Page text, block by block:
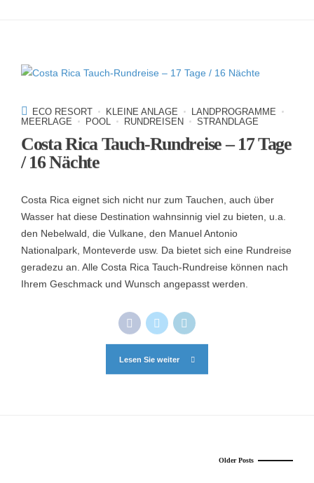
ECO RESORT KLEINE ANLAGE
LANDPROGRAMME
MEERLAGE
POOL RUNDREISEN STRANDLAGE
Costa Rica Tauch-Rundreise – 17 Tage
/ 16 Nächte
Costa Rica eignet sich nicht nur zum Tauchen, auch über
Wasser hat diese Destination wahnsinnig viel zu bieten, u.a.
den Nebelwald, die Vulkane, den Manuel Antonio
Nationalpark, Monteverde usw. Da bietet sich eine Rundreise
geradezu an. Alle Costa Rica Tauch-Rundreise können nach
Ihrem Geschmack und Wunsch angepasst werden.
Lesen Sie weiter
Older Posts